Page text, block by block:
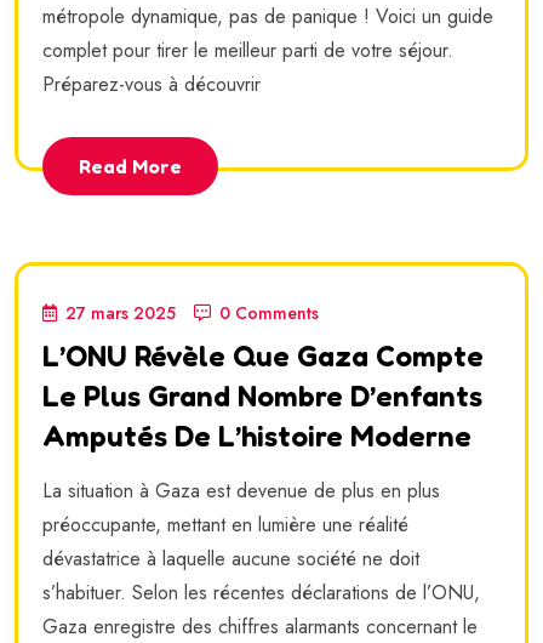
métropole dynamique, pas de panique ! Voici un guide
complet pour tirer le meilleur parti de votre séjour.
Préparez-vous à découvrir
Read More
27 mars 2025 0 Comments
L’ONU Révèle Que Gaza Compte
Le Plus Grand Nombre D’enfants
Amputés De L’histoire Moderne
La situation à Gaza est devenue de plus en plus
préoccupante, mettant en lumière une réalité
dévastatrice à laquelle aucune société ne doit
s’habituer. Selon les récentes déclarations de l’ONU,
Gaza enregistre des chiffres alarmants concernant le